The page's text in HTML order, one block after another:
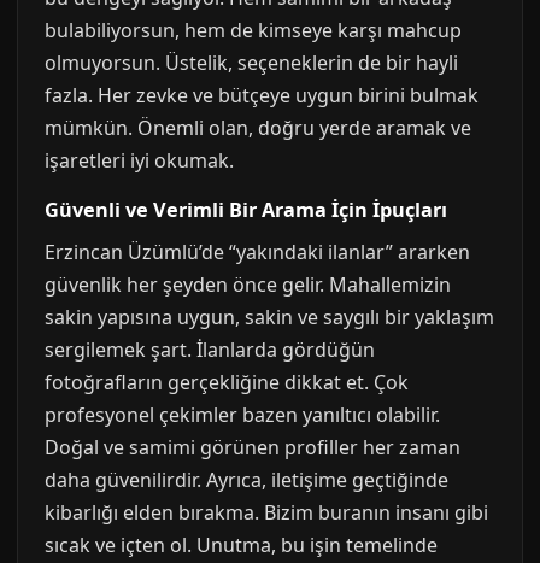
bulabiliyorsun, hem de kimseye karşı mahcup
olmuyorsun. Üstelik, seçeneklerin de bir hayli
fazla. Her zevke ve bütçeye uygun birini bulmak
mümkün. Önemli olan, doğru yerde aramak ve
işaretleri iyi okumak.
Güvenli ve Verimli Bir Arama İçin İpuçları
Erzincan Üzümlü’de “yakındaki ilanlar” ararken
güvenlik her şeyden önce gelir. Mahallemizin
sakin yapısına uygun, sakin ve saygılı bir yaklaşım
sergilemek şart. İlanlarda gördüğün
fotoğrafların gerçekliğine dikkat et. Çok
profesyonel çekimler bazen yanıltıcı olabilir.
Doğal ve samimi görünen profiller her zaman
daha güvenilirdir. Ayrıca, iletişime geçtiğinde
kibarlığı elden bırakma. Bizim buranın insanı gibi
sıcak ve içten ol. Unutma, bu işin temelinde